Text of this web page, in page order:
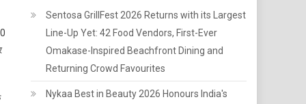
Sentosa GrillFest 2026 Returns with its Largest
Line-Up Yet: 42 Food Vendors, First-Ever
Omakase-Inspired Beachfront Dining and
Returning Crowd Favourites
Nykaa Best in Beauty 2026 Honours India's